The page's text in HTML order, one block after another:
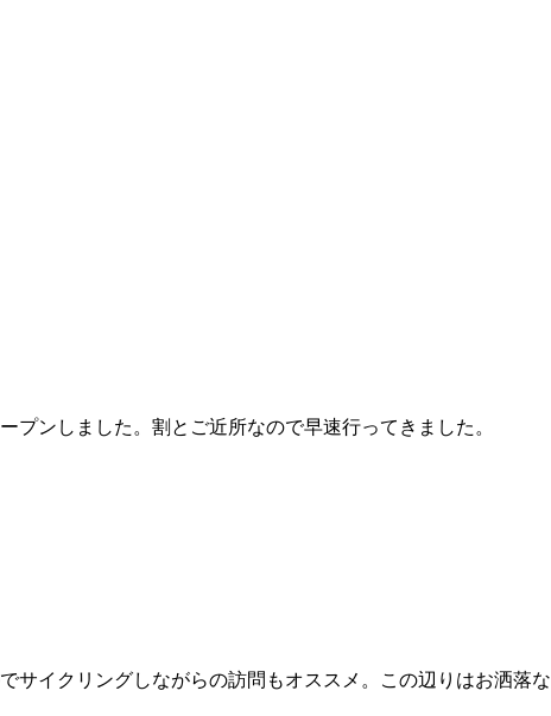
ンしました。割とご近所なので早速行ってきました。
サイクリングしながらの訪問もオススメ。この辺りはお洒落な